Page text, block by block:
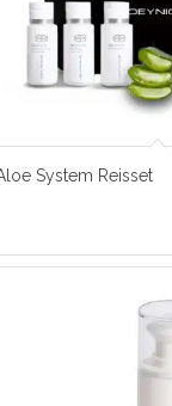
System Reisset